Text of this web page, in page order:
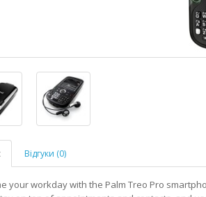
Відгуки (0)
your workday with the Palm Treo Pro